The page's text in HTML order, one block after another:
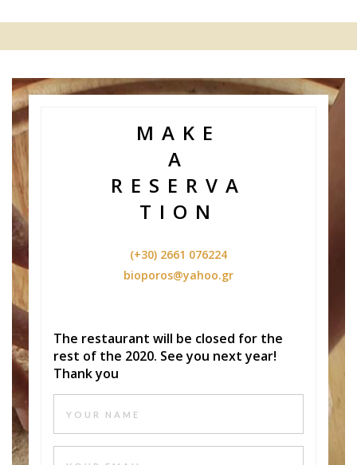
MAKE
A
RESERVA
TION
(+30) 2661 076224
bioporos@yahoo.gr
The restaurant will be closed for the
rest of the 2020. See you next year!
Thank you